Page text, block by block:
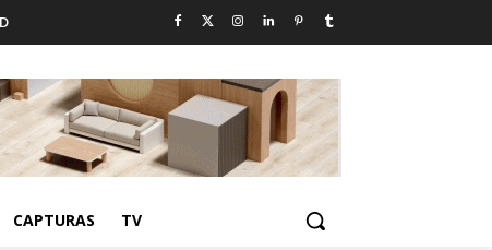
CAPTURAS TV